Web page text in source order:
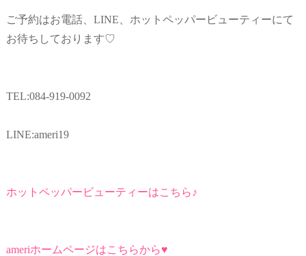
ご予約はお電話、LINE、ホットペッパービューティーにて
お待ちしております♡
TEL:084-919-0092
LINE:ameri19
ホットペッパービューティーはこちら♪
ameriホームページはこちらから♥